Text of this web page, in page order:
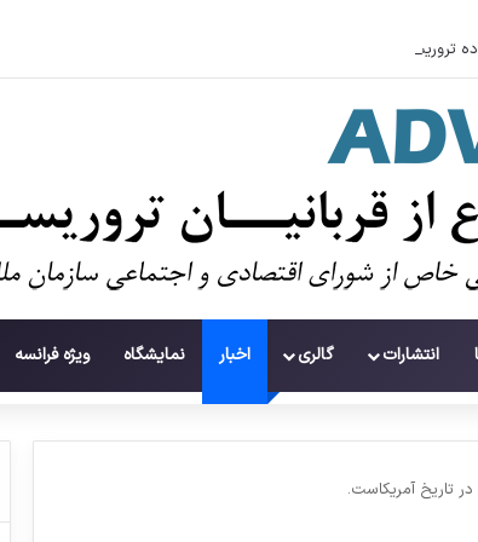
تروریست‌ها از زنان به عنوان سلاح
انتشارات گالری اخبار نمایشگاه ویژه فرانسه